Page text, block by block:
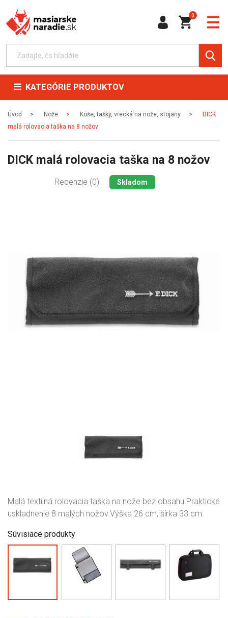
0
KATEGÓRIE PRODUKTOV
Úvod Nože Koše, tašky, vrecká na nože, stojany
DICK
malá rolovacia taška na 8 nožov
DICK malá rolovacia taška na 8 nožov
Recenzie (0) Skladom
Malá textilná rolovacia taška na nože bez obsahu.Praktické
uskladnenie 8 malých nožov.Výška 26 cm, šírka 33 cm.
Súvisiace produkty